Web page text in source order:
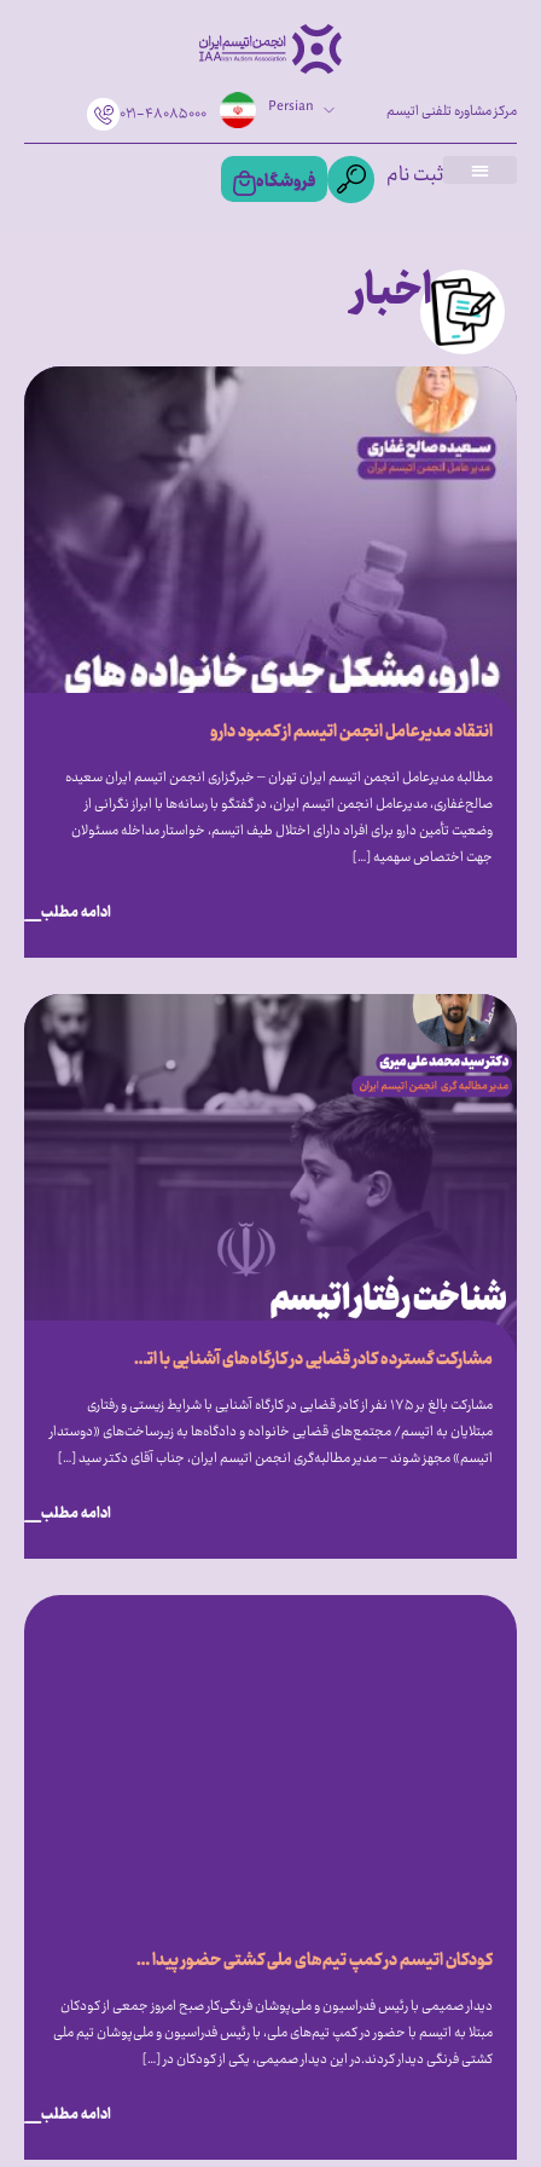
۰۲۱-۴۸۰۸۵۰۰۰ Persian مرکز مشاوره تلفنی اتیسم
ثبت نام فروشگاه
اخبار
انتقاد مدیرعامل انجمن اتیسم از کمبود دارو
مطالبه مدیرعامل انجمن اتیسم ایران تهران – خبرگزاری انجمن اتیسم ایران سعیده
صالح‌غفاری، مدیرعامل انجمن اتیسم ایران، در گفتگو با رسانه‌ها با ابراز نگرانی از
وضعیت تأمین دارو برای افراد دارای اختلال طیف اتیسم، خواستار مداخله مسئولان
جهت اختصاص سهمیه […]
ادامه مطلب
مشارکت گسترده کادر قضایی در کارگاه‌های آشنایی با اتیسم؛ فراخوان انجمن اتیسم برای ایجاد مجتمع‌های قضایی «دوستدار اتیسم»
مشارکت بالغ بر ۱۷۵ نفر از کادر قضایی در کارگاه آشنایی با شرایط زیستی و رفتاری
مبتلایان به اتیسم/ مجتمع‌های قضایی خانواده و دادگاه‌ها به زیرساخت‌های «دوستدار
اتیسم» مجهز شوند – مدیر مطالبه‌گری انجمن اتیسم ایران، جناب آقای دکتر سید […]
ادامه مطلب
کودکان اتیسم در کمپ تیم‌های ملی کشتی حضور پیدا کردند
دیدار صمیمی با رئیس فدراسیون و ملی‌پوشان فرنگی‌کار صبح امروز جمعی از کودکان
مبتلا به اتیسم با حضور در کمپ تیم‌های ملی، با رئیس فدراسیون و ملی‌پوشان تیم ملی
کشتی فرنگی دیدار کردند.در این دیدار صمیمی، یکی از کودکان در […]
ادامه مطلب